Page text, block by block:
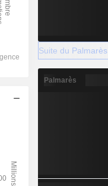
Suite du Palmarès
Palmarès